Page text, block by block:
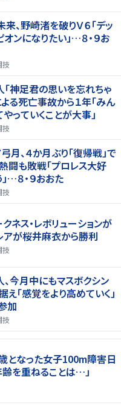
来、野崎渚を破りＶ６「デッ
オンになりたい」…８・９お
技
「神足君の思いを忘れちゃ
る死亡事故から１年「みん
っていくことが大事」
技
月、４か月ぶり「復帰戦」で
熱闘も敗戦「プロレス大好
…８・９おおた
技
クネス・レボリューションが
アが桜井麻衣から勝利
技
、今月中にもマスボクシン
「感覚をより高めていく」
加
技
となった女子100m障害日
を重ねることは…」